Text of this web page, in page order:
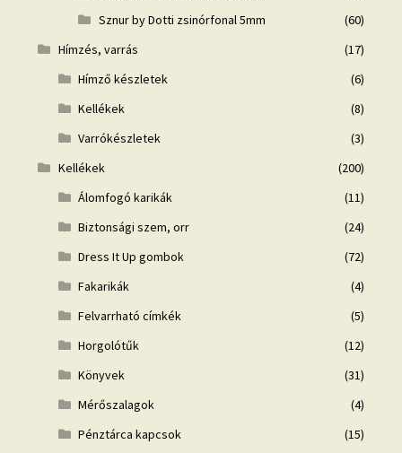
Sznur by Dotti zsinórfonal 5mm
(60)
Hímzés, varrás
(17)
Hímző készletek
(6)
Kellékek
(8)
Varrókészletek
(3)
Kellékek
(200)
Álomfogó karikák
(11)
Biztonsági szem, orr
(24)
Dress It Up gombok
(72)
Fakarikák
(4)
Felvarrható címkék
(5)
Horgolótűk
(12)
Könyvek
(31)
Mérőszalagok
(4)
Pénztárca kapcsok
(15)